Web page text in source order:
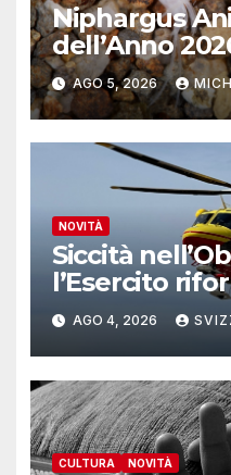
Niphargus
dell’Anno
AGO 5, 2026
NOVITÀ
Siccità
l’Esercito
due alpeggi
AGO 4, 2026
CULTURA NOVITÀ